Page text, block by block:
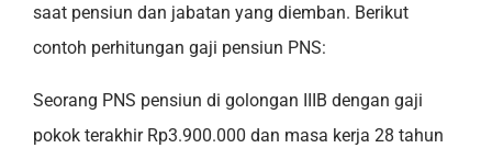
saat pensiun dan jabatan yang diemban. Berikut
contoh perhitungan gaji pensiun PNS:
Seorang PNS pensiun di golongan IIIB dengan gaji
pokok terakhir Rp3.900.000 dan masa kerja 28 tahun